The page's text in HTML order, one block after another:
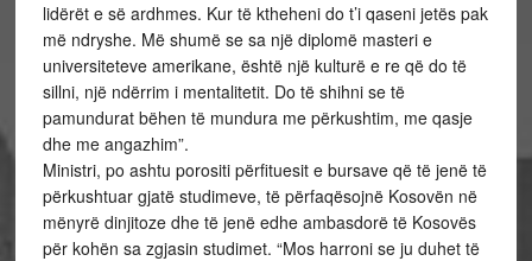
lidërët e së ardhmes. Kur të ktheheni do t’i qaseni jetës pak
më ndryshe. Më shumë se sa një diplomë masteri e
universiteteve amerikane, është një kulturë e re që do të
sillni, një ndërrim i mentalitetit. Do të shihni se të
pamundurat bëhen të mundura me përkushtim, me qasje
dhe me angazhim”.
Ministri, po ashtu porositi përfituesit e bursave që të jenë të
përkushtuar gjatë studimeve, të përfaqësojnë Kosovën në
mënyrë dinjitoze dhe të jenë edhe ambasdorë të Kosovës
për kohën sa zgjasin studimet. “Mos harroni se ju duhet të